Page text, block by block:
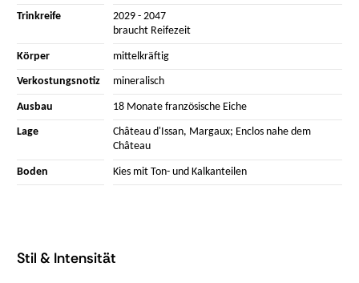
Trinkreife
2029 - 2047
braucht Reifezeit
Körper mittelkräftig
Verkostungsnotiz mineralisch
Ausbau 18 Monate französische Eiche
Lage
Château d'Issan, Margaux; Enclos nahe dem
Château
Boden Kies mit Ton- und Kalkanteilen
Stil & Intensität